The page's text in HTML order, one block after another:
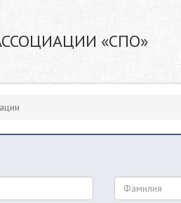
«СПО»